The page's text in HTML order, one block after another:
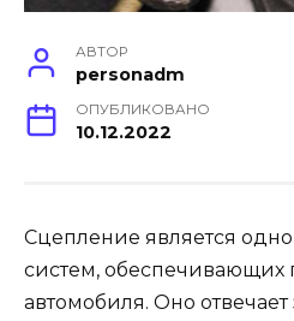
АВТОР
personadm
ОПУБЛИКОВАНО
10.12.2022
Сцепление является
систем, обеспечивающих
автомобиля. Оно